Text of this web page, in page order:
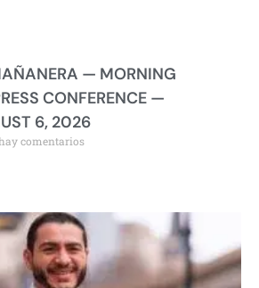
— MORNING
CONFERENCE —
6, 2026
comentarios